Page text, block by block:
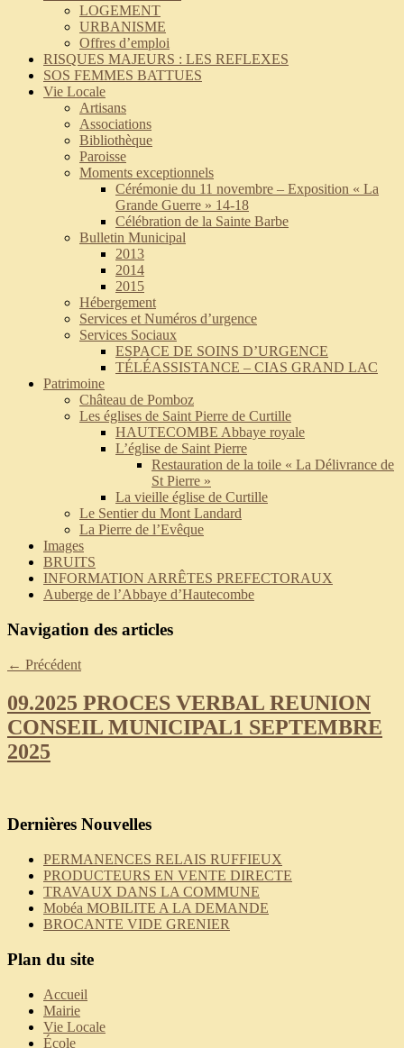
LOGEMENT
URBANISME
Offres d’emploi
RISQUES MAJEURS : LES REFLEXES
SOS FEMMES BATTUES
Vie Locale
Artisans
Associations
Bibliothèque
Paroisse
Moments exceptionnels
Cérémonie du 11 novembre – Exposition « La
Grande Guerre » 14-18
Célébration de la Sainte Barbe
Bulletin Municipal
2013
2014
2015
Hébergement
Services et Numéros d’urgence
Services Sociaux
ESPACE DE SOINS D’URGENCE
TÉLÉASSISTANCE – CIAS GRAND LAC
Patrimoine
Château de Pomboz
Les églises de Saint Pierre de Curtille
HAUTECOMBE Abbaye royale
L’église de Saint Pierre
Restauration de la toile « La Délivrance de
St Pierre »
La vieille église de Curtille
Le Sentier du Mont Landard
La Pierre de l’Evêque
Images
BRUITS
INFORMATION ARRÊTES PREFECTORAUX
Auberge de l’Abbaye d’Hautecombe
Navigation des articles
← Précédent
09.2025 PROCES VERBAL REUNION
CONSEIL MUNICIPAL1 SEPTEMBRE
2025
Dernières Nouvelles
PERMANENCES RELAIS RUFFIEUX
PRODUCTEURS EN VENTE DIRECTE
TRAVAUX DANS LA COMMUNE
Mobéa MOBILITE A LA DEMANDE
BROCANTE VIDE GRENIER
Plan du site
Accueil
Mairie
Vie Locale
École